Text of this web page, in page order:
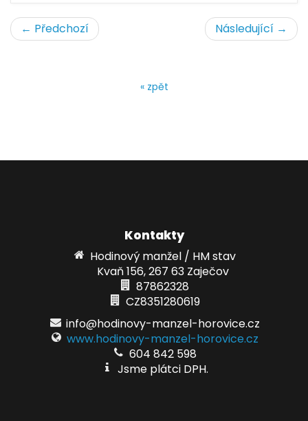
← Předchozí Následující →
« zpět
Kontakty
Hodinový manžel / HM stav
Kvaň 156, 267 63 Zaječov
87862328
CZ8351280619
info@hodinovy-manzel-horovice.cz
www.hodinovy-manzel-horovice.cz
604 842 598
Jsme plátci DPH.